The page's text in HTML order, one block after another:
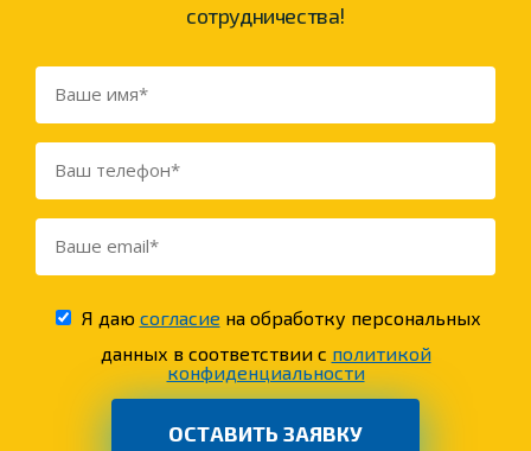
сотрудничества!
Я даю согласие на обработку персональных
данных в соответствии с политикой
конфиденциальности